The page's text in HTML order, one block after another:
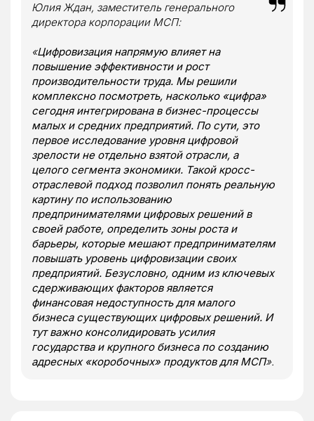
Юлия Ждан, заместитель генерального
директора корпорации МСП:
«Цифровизация напрямую влияет на
повышение эффективности и рост
производительности труда. Мы решили
комплексно посмотреть, насколько «цифра»
сегодня интегрирована в бизнес-процессы
малых и средних предприятий. По сути, это
первое исследование уровня цифровой
зрелости не отдельно взятой отрасли, а
целого сегмента экономики. Такой кросс-
отраслевой подход позволил понять реальную
картину по использованию
предпринимателями цифровых решений в
своей работе, определить зоны роста и
барьеры, которые мешают предпринимателям
повышать уровень цифровизации своих
предприятий. Безусловно, одним из ключевых
сдерживающих факторов является
финансовая недоступность для малого
бизнеса существующих цифровых решений. И
тут важно консолидировать усилия
государства и крупного бизнеса по созданию
адресных «коробочных» продуктов для МСП».